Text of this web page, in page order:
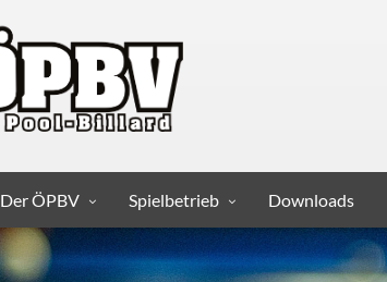
Der ÖPBV Spielbetrieb Downloads